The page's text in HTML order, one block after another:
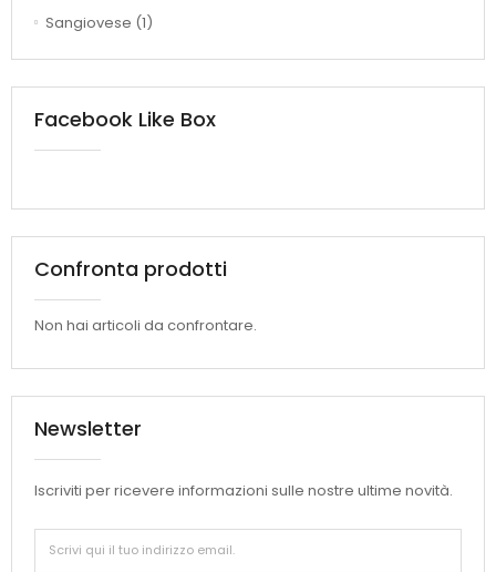
Sangiovese (1)
Facebook Like Box
Confronta prodotti
Non hai articoli da confrontare.
Newsletter
Iscriviti per ricevere informazioni sulle nostre ultime novità.